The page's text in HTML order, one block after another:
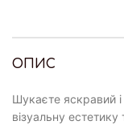
ОПИС
Шукаєте яскравий
візуальну естетику